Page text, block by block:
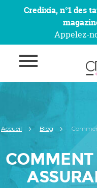
Credixia, n°1 des
Appelez-
Accueil Blog
COMMENT